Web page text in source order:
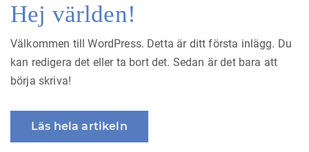
Hej världen!
Välkommen till WordPress. Detta är ditt första inlägg. Du
kan redigera det eller ta bort det. Sedan är det bara att
börja skriva!
Läs hela artikeln